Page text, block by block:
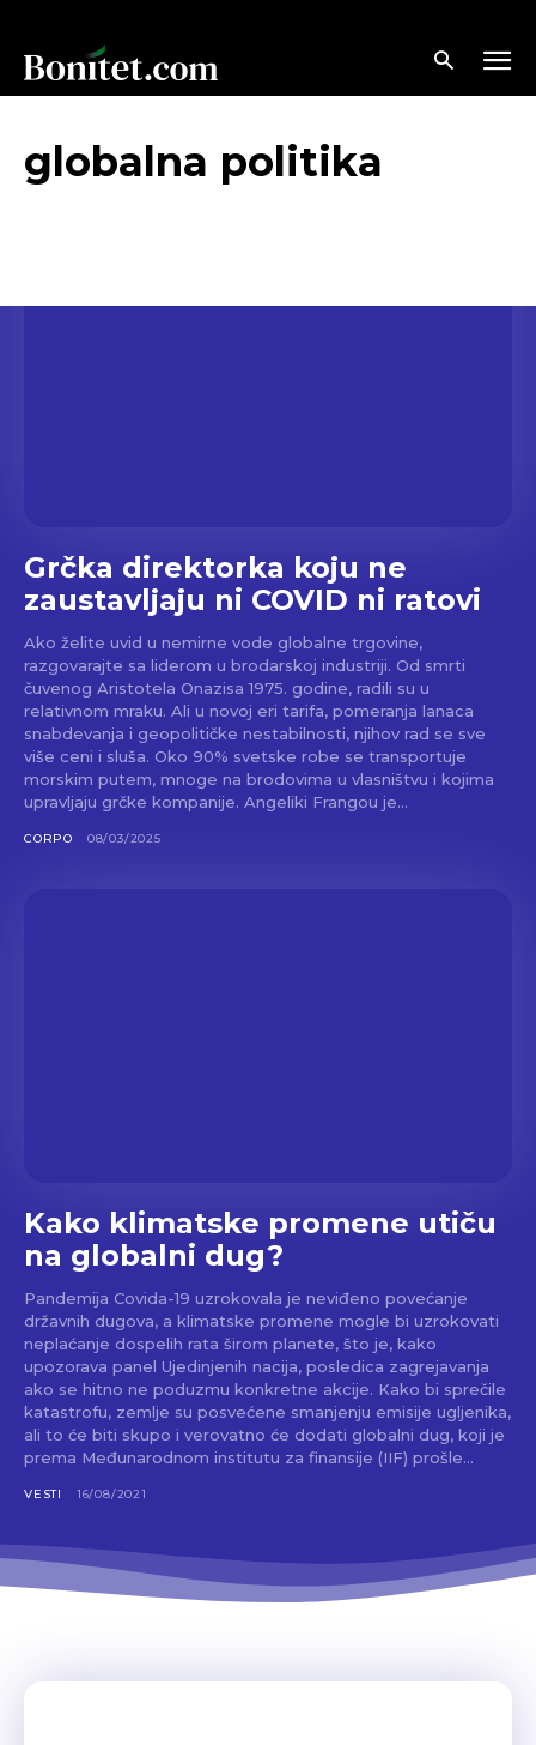
globalna politika
Grčka direktorka koju ne
zaustavljaju ni COVID ni ratovi
Ako želite uvid u nemirne vode globalne trgovine,
razgovarajte sa liderom u brodarskoj industriji. Od smrti
čuvenog Aristotela Onazisa 1975. godine, radili su u
relativnom mraku. Ali u novoj eri tarifa, pomeranja lanaca
snabdevanja i geopolitičke nestabilnosti, njihov rad se sve
više ceni i sluša. Oko 90% svetske robe se transportuje
morskim putem, mnoge na brodovima u vlasništvu i kojima
upravljaju grčke kompanije. Angeliki Frangou je...
CORPO 08/03/2025
Kako klimatske promene utiču
na globalni dug?
Pandemija Covida-19 uzrokovala je neviđeno povećanje
državnih dugova, a klimatske promene mogle bi uzrokovati
neplaćanje dospelih rata širom planete, što je, kako
upozorava panel Ujedinjenih nacija, posledica zagrejavanja
ako se hitno ne poduzmu konkretne akcije. Kako bi sprečile
katastrofu, zemlje su posvećene smanjenju emisije ugljenika,
ali to će biti skupo i verovatno će dodati globalni dug, koji je
prema Međunarodnom institutu za finansije (IIF) prošle...
VESTI 16/08/2021